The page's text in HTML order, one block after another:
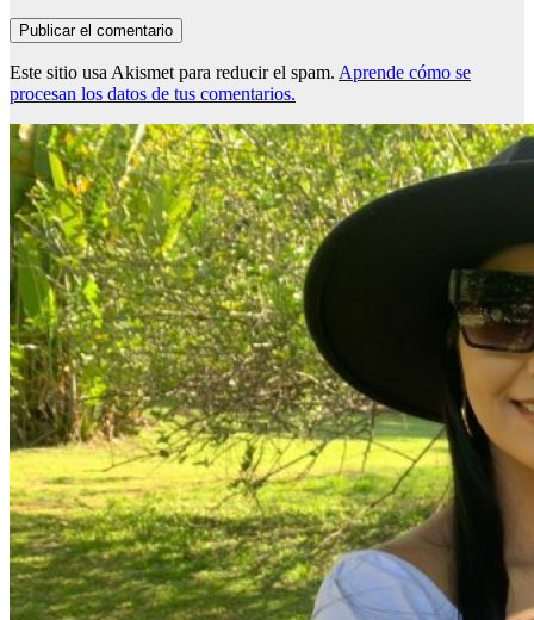
Este sitio usa Akismet para reducir el spam. Aprende cómo se
procesan los datos de tus comentarios.